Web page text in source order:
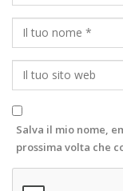
Salva il mio nome,
prossima volta che